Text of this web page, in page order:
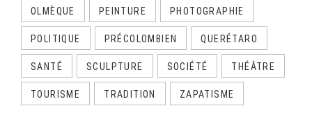
OLMÈQUE PEINTURE PHOTOGRAPHIE
POLITIQUE PRÉCOLOMBIEN QUERÉTARO
SANTÉ SCULPTURE SOCIÉTÉ THÉÂTRE
TOURISME TRADITION ZAPATISME